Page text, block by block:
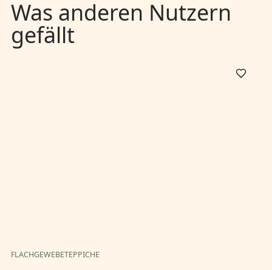
Was anderen Nutzern
gefällt
FLACHGEWEBETEPPICHE